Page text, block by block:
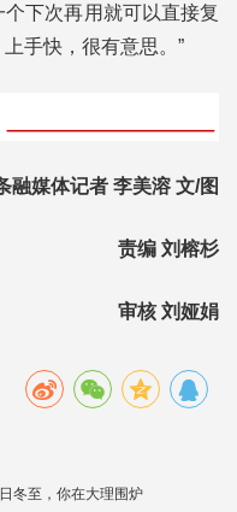
下次再用就可以直接复
手快，很有意思。”
融媒体记者 李美溶 文/图
责编 刘榕杉
审核 刘娅娟
冬至，你在大理围炉